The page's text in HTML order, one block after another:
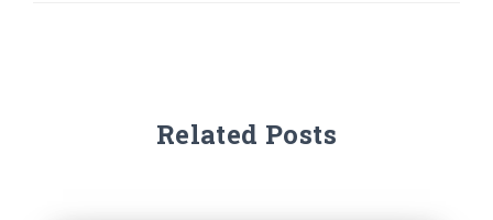
Related Posts